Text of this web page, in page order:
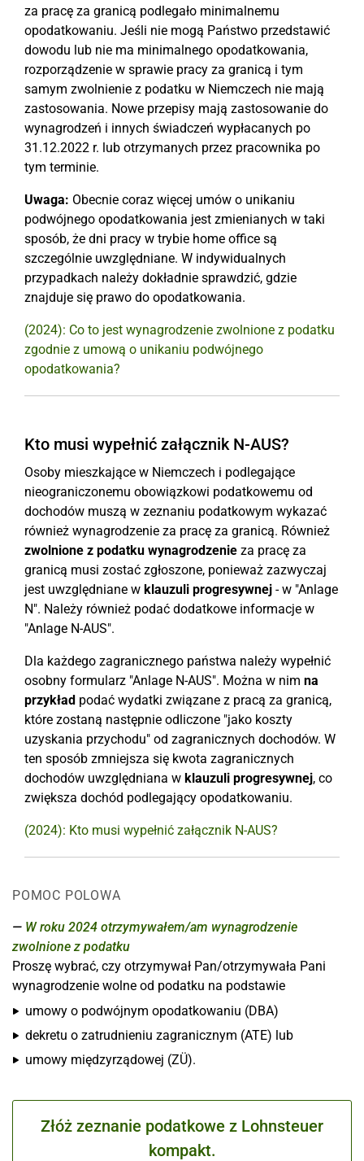
za pracę za granicą podlegało minimalnemu
opodatkowaniu. Jeśli nie mogą Państwo przedstawić
dowodu lub nie ma minimalnego opodatkowania,
rozporządzenie w sprawie pracy za granicą i tym
samym zwolnienie z podatku w Niemczech nie mają
zastosowania. Nowe przepisy mają zastosowanie do
wynagrodzeń i innych świadczeń wypłacanych po
31.12.2022 r. lub otrzymanych przez pracownika po
tym terminie.
Uwaga: Obecnie coraz więcej umów o unikaniu
podwójnego opodatkowania jest zmienianych w taki
sposób, że dni pracy w trybie home office są
szczególnie uwzględniane. W indywidualnych
przypadkach należy dokładnie sprawdzić, gdzie
znajduje się prawo do opodatkowania.
(2024): Co to jest wynagrodzenie zwolnione z podatku
zgodnie z umową o unikaniu podwójnego
opodatkowania?
Kto musi wypełnić załącznik N-AUS?
Osoby mieszkające w Niemczech i podlegające
nieograniczonemu obowiązkowi podatkowemu od
dochodów muszą w zeznaniu podatkowym wykazać
również wynagrodzenie za pracę za granicą. Również
zwolnione z podatku wynagrodzenie za pracę za
granicą musi zostać zgłoszone, ponieważ zazwyczaj
jest uwzględniane w klauzuli progresywnej - w "Anlage
N". Należy również podać dodatkowe informacje w
"Anlage N-AUS".
Dla każdego zagranicznego państwa należy wypełnić
osobny formularz "Anlage N-AUS". Można w nim na
przykład podać wydatki związane z pracą za granicą,
które zostaną następnie odliczone "jako koszty
uzyskania przychodu" od zagranicznych dochodów. W
ten sposób zmniejsza się kwota zagranicznych
dochodów uwzględniana w klauzuli progresywnej, co
zwiększa dochód podlegający opodatkowaniu.
(2024): Kto musi wypełnić załącznik N-AUS?
POMOC POLOWA
W roku 2024 otrzymywałem/am wynagrodzenie
zwolnione z podatku
Proszę wybrać, czy otrzymywał Pan/otrzymywała Pani
wynagrodzenie wolne od podatku na podstawie
umowy o podwójnym opodatkowaniu (DBA)
dekretu o zatrudnieniu zagranicznym (ATE) lub
umowy międzyrządowej (ZÜ).
Złóż zeznanie podatkowe z Lohnsteuer
kompakt.